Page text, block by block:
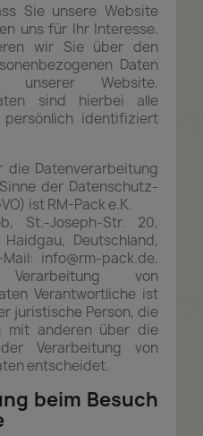
Sie unsere Website
uns für Ihr Interesse.
wir Sie über den
Daten
Website.
sind hierbei alle
identifiziert
die Datenverarbeitung
der Datenschutz-
ist RM-Pack e.K.
St.-Joseph-Str. 20,
Deutschland,
info@rm-pack.de.
von
Verantwortliche ist
juristische Person, die
mit anderen über die
Verarbeitung von
entscheidet.
beim Besuch